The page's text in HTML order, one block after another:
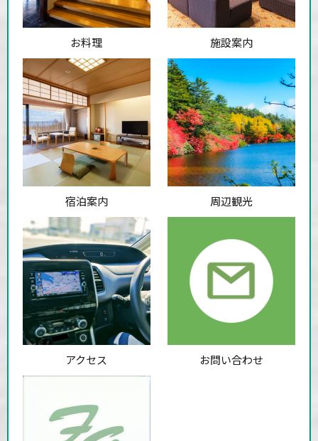
お料理 施設案内
宿泊案内 周辺観光
アクセス お問い合わせ